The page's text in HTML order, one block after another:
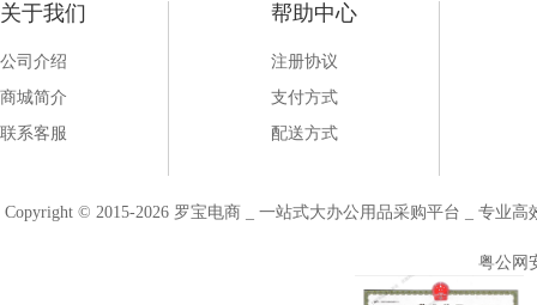
关于我们
公司介绍
商城简介
联系客服
帮助中心
注册协议
支付方式
配送方式
Copyright © 2015-2026 罗宝电商 _ 一站式大办公用品采购平台 _ 专业
粤公网